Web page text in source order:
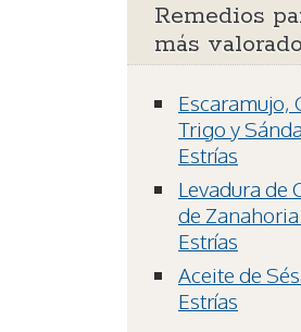
Remedios
más
Escaramujo,
Trigo y
Estrías
Levadura de
de
Estrías
Aceite de
Estrías